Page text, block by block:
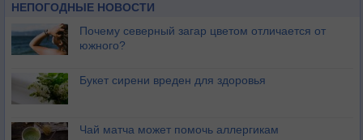
НЕПОГОДНЫЕ НОВОСТИ
Почему северный загар цветом отличается от
южного?
Букет сирени вреден для здоровья
Чай матча может помочь аллергикам